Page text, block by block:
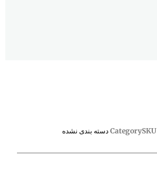
SKU
Category دسته بندی نشده